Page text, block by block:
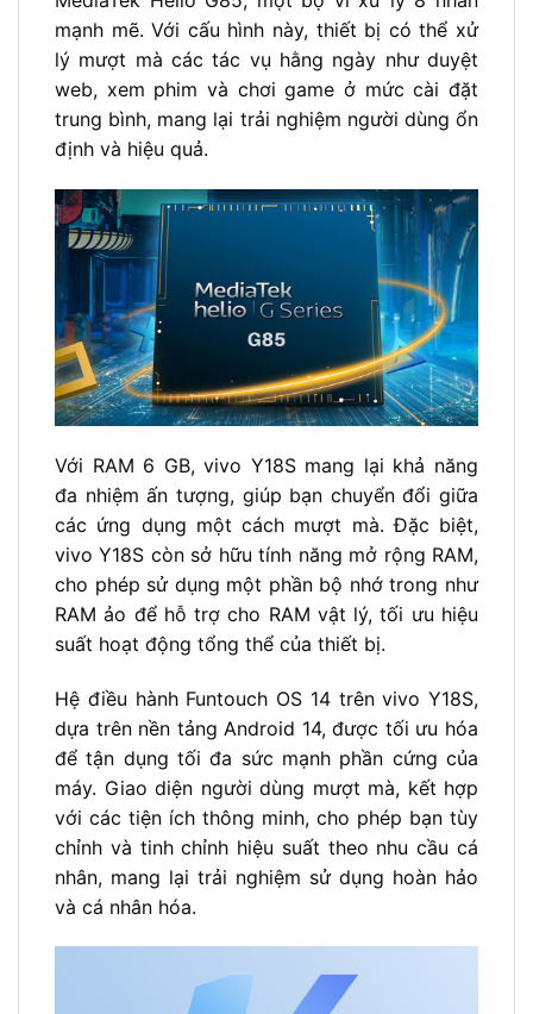
mạnh mẽ. Với cấu hình này, thiết bị có thể xử
lý mượt mà các tác vụ hằng ngày như duyệt
web, xem phim và chơi game ở mức cài đặt
trung bình, mang lại trải nghiệm người dùng ổn
định và hiệu quả.
Với RAM 6 GB, vivo Y18S mang lại khả năng
đa nhiệm ấn tượng, giúp bạn chuyển đổi giữa
các ứng dụng một cách mượt mà. Đặc biệt,
vivo Y18S còn sở hữu tính năng mở rộng RAM,
cho phép sử dụng một phần bộ nhớ trong như
RAM ảo để hỗ trợ cho RAM vật lý, tối ưu hiệu
suất hoạt động tổng thể của thiết bị.
Hệ điều hành Funtouch OS 14 trên vivo Y18S,
dựa trên nền tảng Android 14, được tối ưu hóa
để tận dụng tối đa sức mạnh phần cứng của
máy. Giao diện người dùng mượt mà, kết hợp
với các tiện ích thông minh, cho phép bạn tùy
chỉnh và tinh chỉnh hiệu suất theo nhu cầu cá
nhân, mang lại trải nghiệm sử dụng hoàn hảo
và cá nhân hóa.